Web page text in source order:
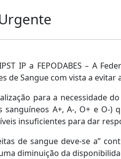
IP a FEPODABES – A
de Sangue com vista a evitar
para a necessidade
A+, A-, O+ e O-
insuficientes para dar
de sangue deve-se a”
diminuição da